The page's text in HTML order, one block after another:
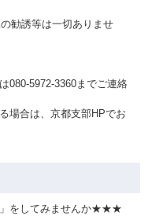
勧誘等は一切ありませ
080-5972-3360までご連絡
場合は、京都支部HPでお
をしてみませんか★★★